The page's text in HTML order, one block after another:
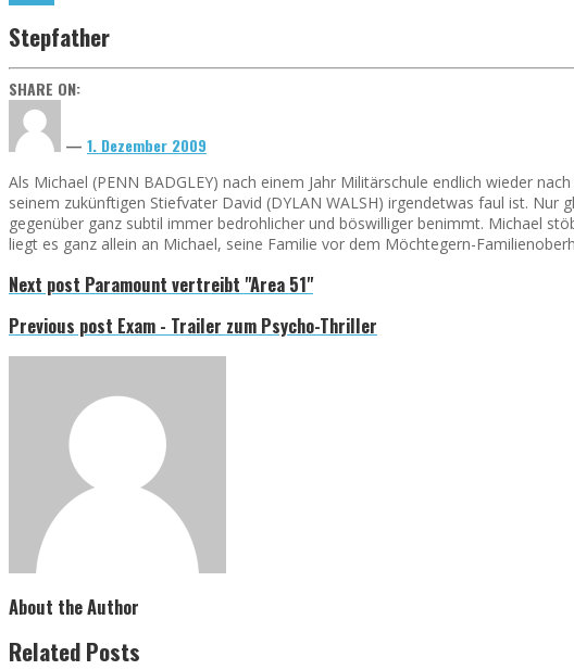
Stepfather
SHARE ON:
— 1. Dezember 2009
Als Michael (PENN BADGLEY) nach einem Jahr Militärschule endlich wieder
seinem zukünftigen Stiefvater David (DYLAN WALSH) irgendetwas faul ist.
gegenüber ganz subtil immer bedrohlicher und böswilliger benimmt. Michael
liegt es ganz allein an Michael, seine Familie vor dem Möchtegern-
Next post Paramount vertreibt "Area 51"
Previous post Exam - Trailer zum Psycho-Thriller
About the Author
Related Posts